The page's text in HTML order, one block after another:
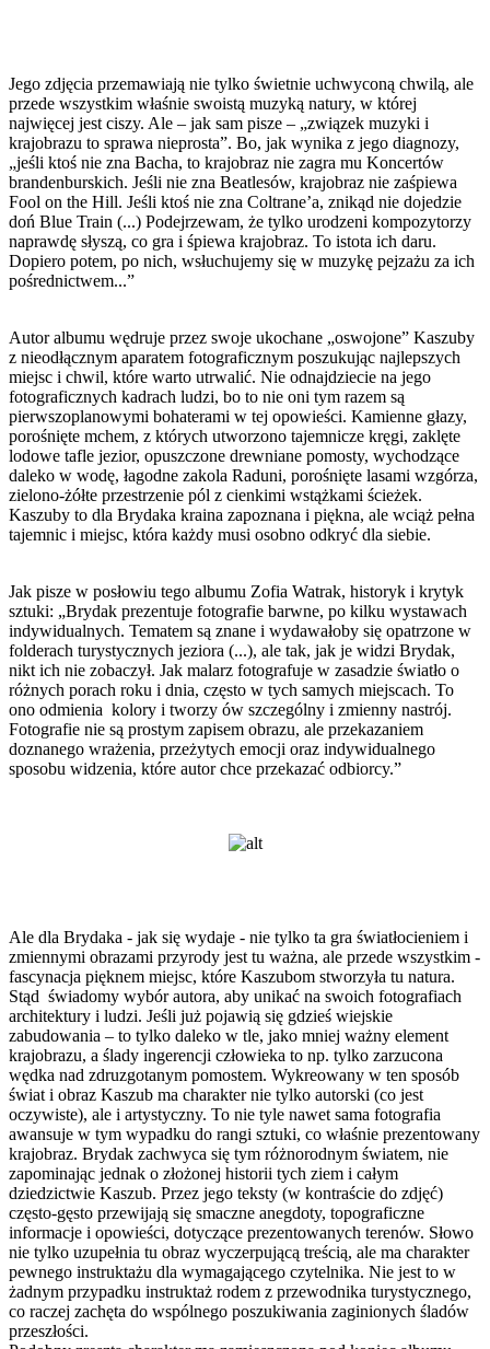
Jego zdjęcia przemawiają nie tylko świetnie uchwyconą chwilą, ale
przede wszystkim właśnie swoistą muzyką natury, w której
najwięcej jest ciszy. Ale – jak sam pisze – „związek muzyki i
krajobrazu to sprawa nieprosta”. Bo, jak wynika z jego diagnozy,
„jeśli ktoś nie zna Bacha, to krajobraz nie zagra mu Koncertów
brandenburskich. Jeśli nie zna Beatlesów, krajobraz nie zaśpiewa
Fool on the Hill. Jeśli ktoś nie zna Coltrane’a, znikąd nie dojedzie
doń Blue Train (...) Podejrzewam, że tylko urodzeni kompozytorzy
naprawdę słyszą, co gra i śpiewa krajobraz. To istota ich daru.
Dopiero potem, po nich, wsłuchujemy się w muzykę pejzażu za ich
pośrednictwem...”
Autor albumu wędruje przez swoje ukochane „oswojone” Kaszuby
z nieodłącznym aparatem fotograficznym poszukując najlepszych
miejsc i chwil, które warto utrwalić. Nie odnajdziecie na jego
fotograficznych kadrach ludzi, bo to nie oni tym razem są
pierwszoplanowymi bohaterami w tej opowieści. Kamienne głazy,
porośnięte mchem, z których utworzono tajemnicze kręgi, zaklęte
lodowe tafle jezior, opuszczone drewniane pomosty, wychodzące
daleko w wodę, łagodne zakola Raduni, porośnięte lasami wzgórza,
zielono-żółte przestrzenie pól z cienkimi wstążkami ścieżek.
Kaszuby to dla Brydaka kraina zapoznana i piękna, ale wciąż pełna
tajemnic i miejsc, która każdy musi osobno odkryć dla siebie.
Jak pisze w posłowiu tego albumu Zofia Watrak, historyk i krytyk
sztuki: „Brydak prezentuje fotografie barwne, po kilku wystawach
indywidualnych. Tematem są znane i wydawałoby się opatrzone w
folderach turystycznych jeziora (...), ale tak, jak je widzi Brydak,
nikt ich nie zobaczył. Jak malarz fotografuje w zasadzie światło o
różnych porach roku i dnia, często w tych samych miejscach. To
ono odmienia kolory i tworzy ów szczególny i zmienny nastrój.
Fotografie nie są prostym zapisem obrazu, ale przekazaniem
doznanego wrażenia, przeżytych emocji oraz indywidualnego
sposobu widzenia, które autor chce przekazać odbiorcy.”
Ale dla Brydaka - jak się wydaje - nie tylko ta gra światłocieniem i
zmiennymi obrazami przyrody jest tu ważna, ale przede wszystkim -
fascynacja pięknem miejsc, które Kaszubom stworzyła tu natura.
Stąd świadomy wybór autora, aby unikać na swoich fotografiach
architektury i ludzi. Jeśli już pojawią się gdzieś wiejskie
zabudowania – to tylko daleko w tle, jako mniej ważny element
krajobrazu, a ślady ingerencji człowieka to np. tylko zarzucona
wędka nad zdruzgotanym pomostem. Wykreowany w ten sposób
świat i obraz Kaszub ma charakter nie tylko autorski (co jest
oczywiste), ale i artystyczny. To nie tyle nawet sama fotografia
awansuje w tym wypadku do rangi sztuki, co właśnie prezentowany
krajobraz. Brydak zachwyca się tym różnorodnym światem, nie
zapominając jednak o złożonej historii tych ziem i całym
dziedzictwie Kaszub. Przez jego teksty (w kontraście do zdjęć)
często-gęsto przewijają się smaczne anegdoty, topograficzne
informacje i opowieści, dotyczące prezentowanych terenów. Słowo
nie tylko uzupełnia tu obraz wyczerpującą treścią, ale ma charakter
pewnego instruktażu dla wymagającego czytelnika. Nie jest to w
żadnym przypadku instruktaż rodem z przewodnika turystycznego,
co raczej zachęta do wspólnego poszukiwania zaginionych śladów
przeszłości.